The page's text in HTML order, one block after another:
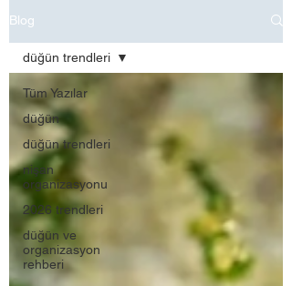
Blog
Tüm Yazılar
düğün
düğün trendleri
nişan
organizasyonu
2026 trendleri
düğün ve
organizasyon
rehberi
düğün trendleri